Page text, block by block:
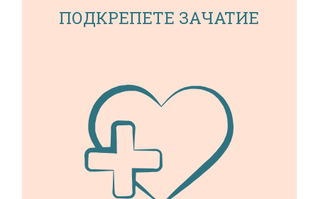
ПОДКРЕПЕТЕ ЗАЧАТИЕ